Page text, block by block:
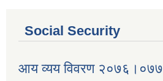
Social Security
आय व्यय विवरण २०७६।०७७